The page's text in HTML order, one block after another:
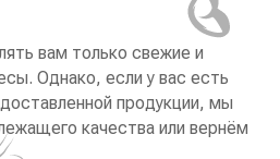
вам только свежие и
Однако, если у вас есть
продукции, мы
качества или вернём